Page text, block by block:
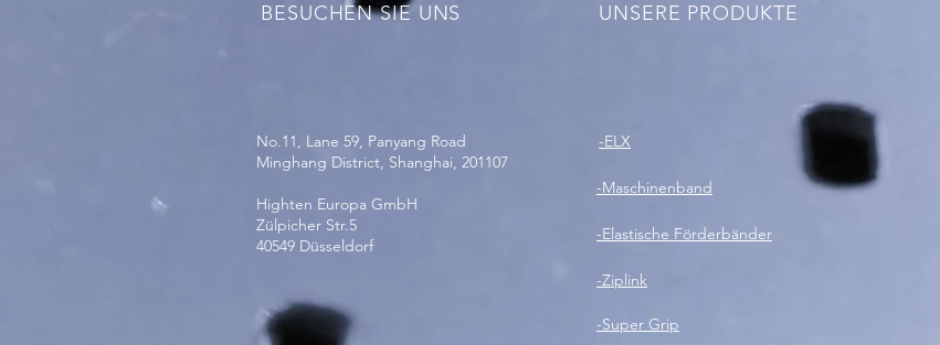
BESUCHEN SIE UNS
No.11, Lane 59, Panyang Road
Minghang District, Shanghai, 201107
Highten Europa GmbH
Zülpicher Str.5
40549 Düsseldorf
UNSERE PRODUKTE
-ELX
-Maschinenband
-Elastische Förderbänder
-Ziplink
-Super Grip